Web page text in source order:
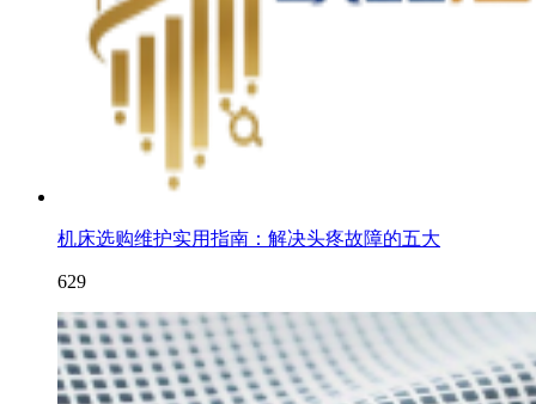
机床选购维护实用指南：解决头疼故障的五大
629